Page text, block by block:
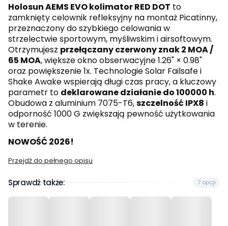
Holosun AEMS EVO kolimator RED DOT to
zamknięty celownik refleksyjny na montaż Picatinny,
przeznaczony do szybkiego celowania w
strzelectwie sportowym, myśliwskim i airsoftowym.
Otrzymujesz przełączany czerwony znak 2 MOA /
65 MOA, większe okno obserwacyjne 1.26" × 0.98"
oraz powiększenie 1x. Technologie Solar Failsafe i
Shake Awake wspierają długi czas pracy, a kluczowy
parametr to deklarowane działanie do 100000 h.
Obudowa z aluminium 7075-T6,szczelność IPX8 i
odporność 1000 G zwiększają pewność użytkowania
w terenie.
NOWOŚĆ 2026!
Przejdź do pełnego opisu
Sprawdź także: 7 opcji